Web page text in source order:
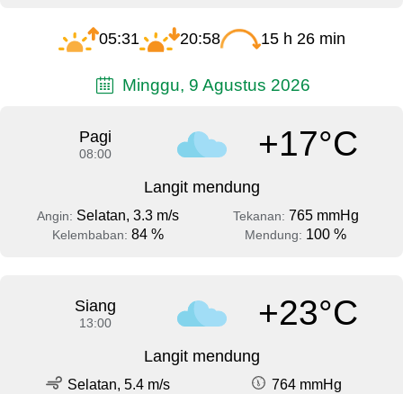
05:31 20:58 15 h 26 min
Minggu, 9 Agustus 2026
Pagi
08:00 +17°C
Langit mendung
Angin: Selatan, 3.3 m/s Tekanan: 765 mmHg
Kelembaban: 84 % Mendung: 100 %
Siang
13:00 +23°C
Langit mendung
Selatan, 5.4 m/s
764 mmHg